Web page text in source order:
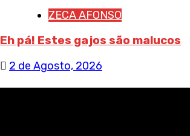
ZECA AFONSO
Eh pá! Estes gajos são malucos
2 de Agosto, 2026